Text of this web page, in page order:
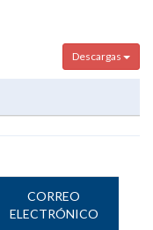
Descargas
CORREO
ELECTRÓNICO